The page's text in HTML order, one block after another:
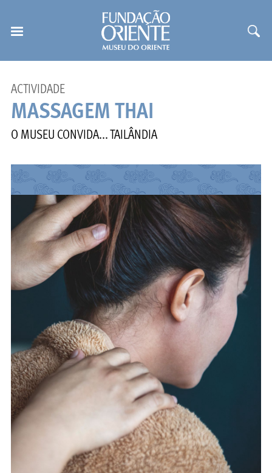
ACTIVIDADE
MASSAGEM THAI
O MUSEU CONVIDA... TAILÂNDIA